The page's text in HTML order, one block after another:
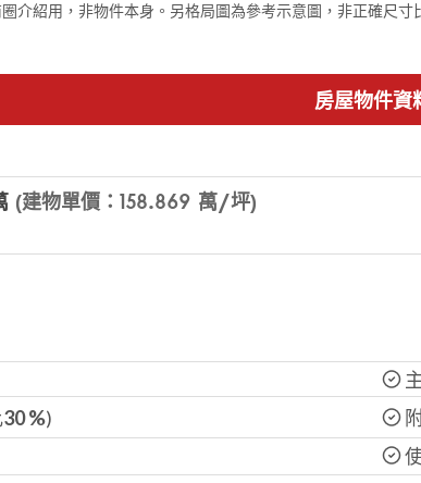
介紹用，非物件本身。另格局圖為參考示意圖，非正確尺
房屋物件資
(建物單價：158.869 萬/坪)
30%)